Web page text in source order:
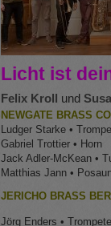
Licht ist
Felix Kroll und
NEWGATE BRASS
Ludger Starke •
Gabriel Trottier • Horn
Jack Adler-McKean •
Matthias Jann •
JERICHO BRASS
Jörg Enders •